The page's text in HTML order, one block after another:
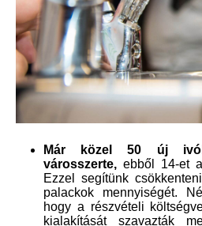
Már közel 50 új
városszerte, ebből 14-et
Ezzel segítünk
palackok mennyiségét.
hogy a részvételi
kialakítását szavazták